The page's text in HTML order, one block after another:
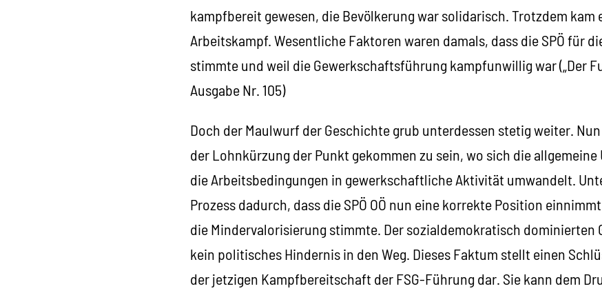
kampfbereit gewesen, die Bevölkerung war solidarisch. Trotzdem kam
Arbeitskampf. Wesentliche Faktoren waren damals, dass die SPÖ für
stimmte und weil die Gewerkschaftsführung kampfunwillig war („Der
Ausgabe Nr. 105)
Doch der Maulwurf der Geschichte grub unterdessen stetig weiter.
der Lohnkürzung der Punkt gekommen zu sein, wo sich die
die Arbeitsbedingungen in gewerkschaftliche Aktivität umwandelt.
Prozess dadurch, dass die SPÖ OÖ nun eine korrekte Position
die Mindervalorisierung stimmte. Der sozialdemokratisch dominierten
kein politisches Hindernis in den Weg. Dieses Faktum stellt einen
der jetzigen Kampfbereitschaft der FSG-Führung dar. Sie kann dem